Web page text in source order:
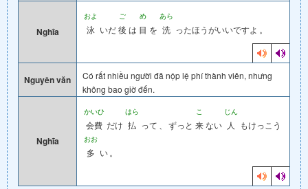
Nghĩa
およ
泳 いだ
ご
後 は
め
目 を
あら
洗 ったほうがいいですよ 。
Nguyên văn
Có rất nhiều người đã nộp lệ phí thành viên, nhưng
không bao giờ đến.
Nghĩa
かいひ
会費 だけ
はら
払 って ずっと
こ
来ない
じん
人 もけっこう
おお
多 い 。